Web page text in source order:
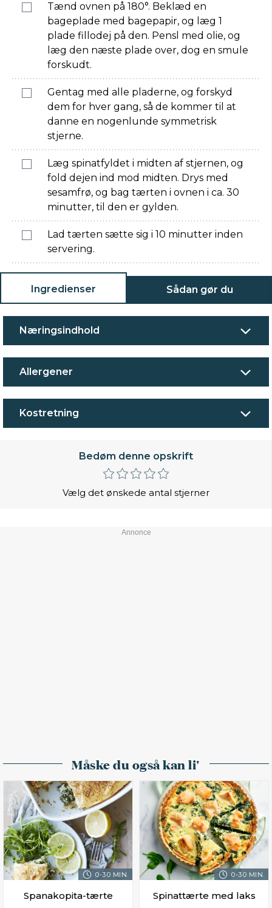
Tænd ovnen på 180°. Beklæd en
bageplade med bagepapir, og læg 1
plade fillodej på den. Pensl med olie, og
læg den næste plade over, dog en smule
forskudt.
Gentag med alle pladerne, og forskyd
dem for hver gang, så de kommer til at
danne en nogenlunde symmetrisk
stjerne.
Læg spinatfyldet i midten af stjernen, og
fold dejen ind mod midten. Drys med
sesamfrø, og bag tærten i ovnen i ca. 30
minutter, til den er gylden.
Lad tærten sætte sig i 10 minutter inden
servering.
Ingredienser Sådan gør du
Næringsindhold
Allergener
Kostretning
Bedøm denne opskrift
Vælg det ønskede antal stjerner
Måske du også kan li'
0-30 MIN.
Spanakopita-tærte
0-30 MIN.
Spinattærte med laks